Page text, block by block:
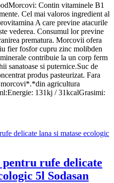
Contin vitaminele B1
Cel mai valoros ingredient al
A care previne atacurile
vederea. Consumul lor previne
prematura. Morcovii ofera
fier fosfor cupru zinc molibden
contribuie la un corp ferm
sanatoase si puternice.Suc de
produs pasteurizat. Fara
morcovi*.*din agricultura
131kj / 31kcalGrasimi:
rufe delicate
5l Sodasan